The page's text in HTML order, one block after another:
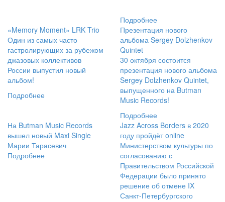
Подробнее
«Memory Moment» LRK Trio
Один из самых часто
гастролирующих за рубежом
джазовых коллективов
России выпустил новый
альбом!
Подробнее
Презентация нового
альбома Sergey Dolzhenkov
Quintet
30 октября состоится
презентация нового альбома
Sergey Dolzhenkov Quintet,
выпущенного на Butman
Music Records!
Подробнее
На Butman Music Records
вышел новый Maxi Single
Марии Тарасевич
Подробнее
Jazz Across Borders в 2020
году пройдёт online
Министерством культуры по
согласованию с
Правительством Российской
Федерации было принято
решение об отмене IX
Санкт-Петербургского